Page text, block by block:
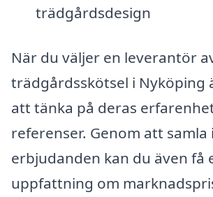
trädgårdsdesign
När du väljer en leverantör
trädgårdsskötsel i Nyköping
att tänka på deras
referenser. Genom att samla
erbjudanden kan du även få
uppfattning om